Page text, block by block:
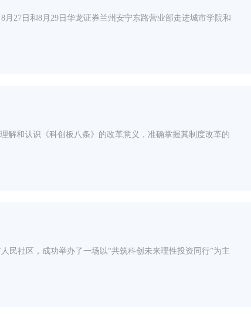
27日和8月29日华龙证券兰州安宁东路营业部走进城市学院和
解和认识《科创板八条》的改革意义，准确掌握其制度改革的
民社区，成功举办了一场以“共筑科创未来理性投资同行”为主